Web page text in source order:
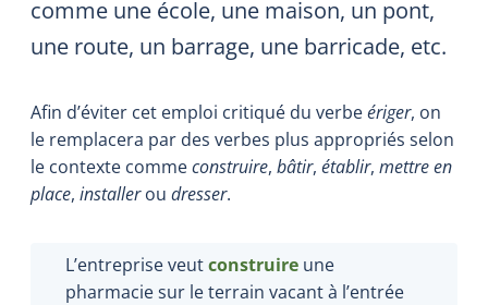
comme une école, une maison, un pont,
une route, un barrage, une barricade, etc.
Afin d’éviter cet emploi critiqué du verbeériger, on
le remplacera par des verbes plus appropriés selon
le contexte commeconstruire, bâtir, établir, mettre en
place, installerou dresser.
L’entreprise veutconstruire une
pharmacie sur le terrain vacant à l’entrée